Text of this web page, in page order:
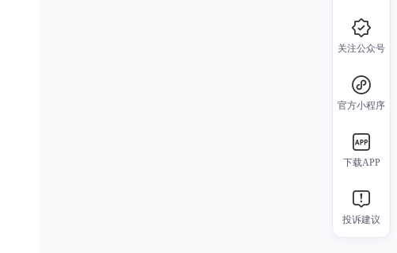
关注公众号
官方小程序
下载APP
投诉建议